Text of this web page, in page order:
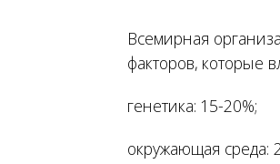
Всемирная
факторов, которые
генетика: 15-20%;
окружающая среда: